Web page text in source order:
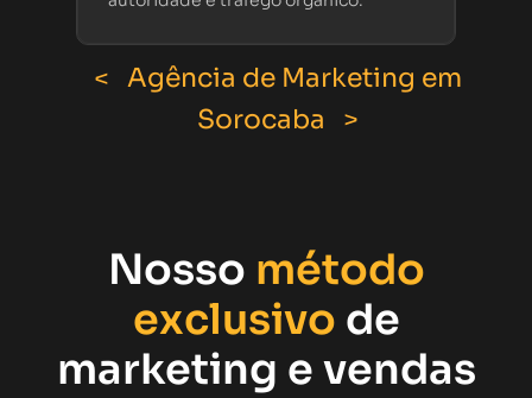
< Agência de Marketing em
Sorocaba >
Nosso método
exclusivo de
marketing e vendas